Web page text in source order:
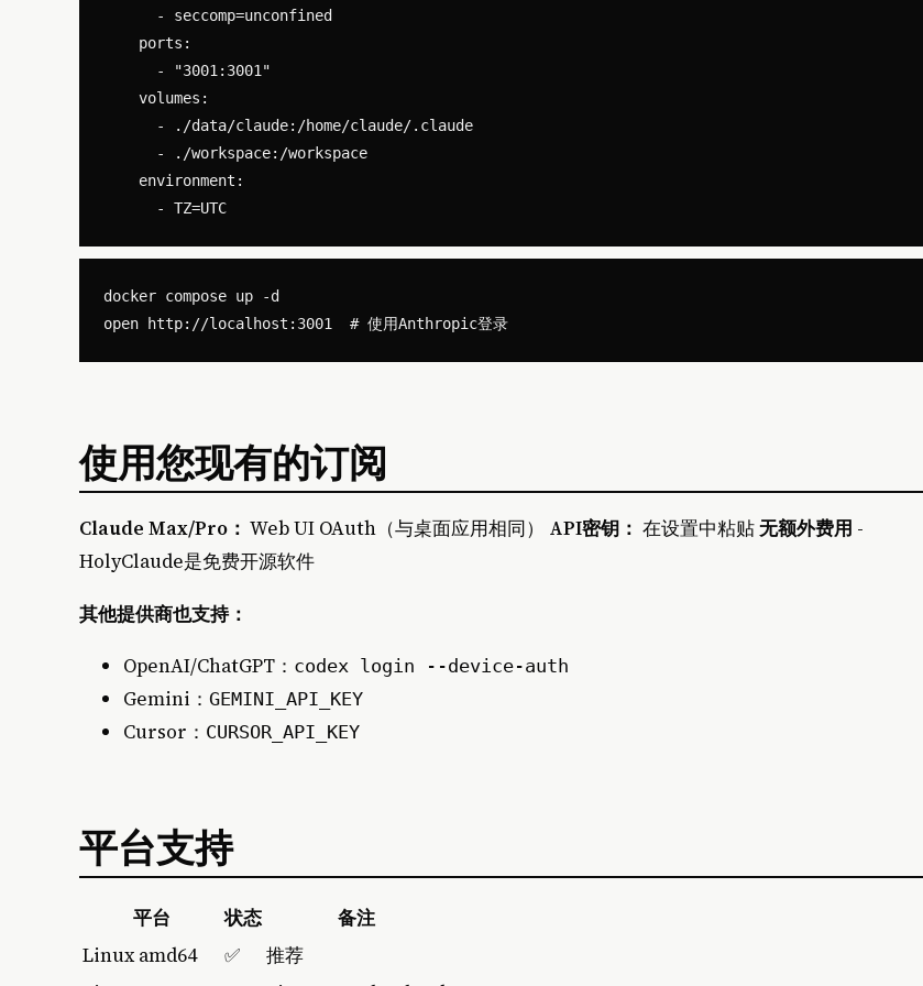
      - seccomp=unconfined
    ports:
      - "3001:3001"
    volumes:
      - ./data/claude:/home/claude/.claude
      - ./workspace:/workspace
    environment:
docker compose up -d
使用您现有的订阅
Claude Max/Pro： Web UI OAuth（与桌面应用相同） API密钥： 在设置中粘贴无额外费用 -
HolyClaude是免费开源软件
其他提供商也支持：
OpenAI/ChatGPT： codex login --device-auth
Gemini： GEMINI_API_KEY
Cursor： CURSOR_API_KEY
平台支持
平台 状态
备注
Linux amd64
✅
推荐